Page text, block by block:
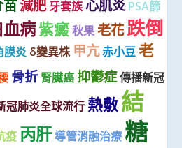
苗減肥牙套族 心肌炎 PSA篩
血病紫癜 秋果 老花跌倒
膜炎 δ變異株 甲亢赤小豆 老
骨折 腎臟癌 抑鬱症傳播新冠
冠肺炎全球流行 熱敷結
疫 丙肝 導管消融治療 糖